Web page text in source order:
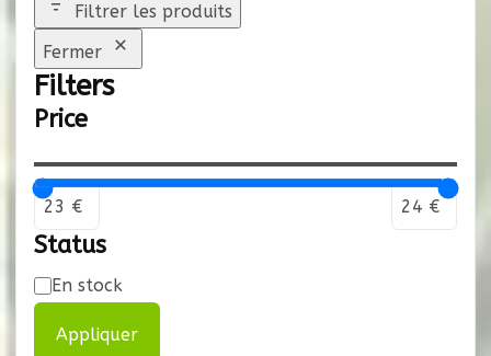
Filtrer les produits
Fermer
Filters
Price
Status
Disponibilité
En stock
Appliquer